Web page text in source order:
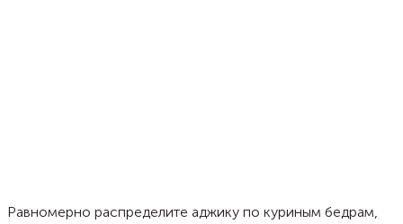
Равномерно распределите аджику по куриным бедрам,